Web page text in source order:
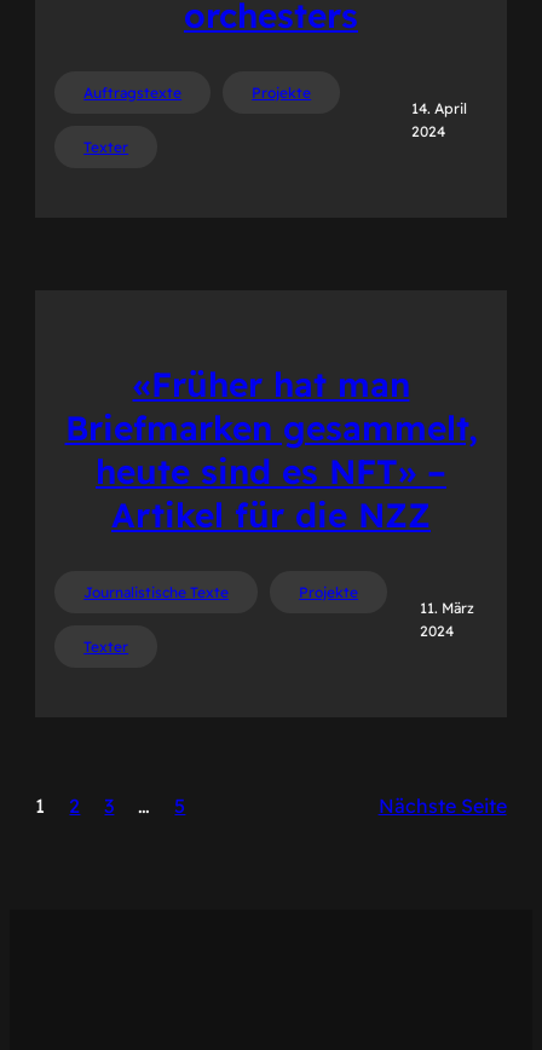
orchesters
Auftragstexte Projekte
Texter
14. April
2024
«Früher hat man
Briefmarken gesammelt,
heute sind es NFT» –
Artikel für die NZZ
Journalistische Texte Projekte
Texter
11. März
2024
1 2 3 … 5 Nächste Seite